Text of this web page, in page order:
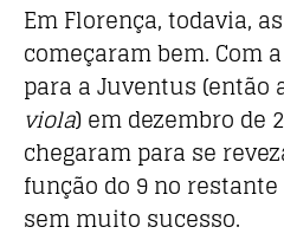
Em Florença, todavia,
começaram bem. Com
para a Juventus
viola) em dezembro de
chegaram para se
função do 9 no
sem muito sucesso.